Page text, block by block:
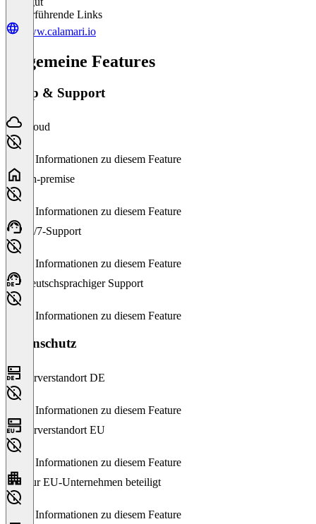
Weiterführende Links
www.calamari.io
Allgemeine Features
Setup & Support
Cloud
Keine Informationen zu diesem Feature
On-premise
Keine Informationen zu diesem Feature
24/7-Support
Keine Informationen zu diesem Feature
Deutschsprachiger Support
Keine Informationen zu diesem Feature
Datenschutz
Serverstandort DE
Keine Informationen zu diesem Feature
Serverstandort EU
Keine Informationen zu diesem Feature
Nur EU-Unternehmen beteiligt
Keine Informationen zu diesem Feature